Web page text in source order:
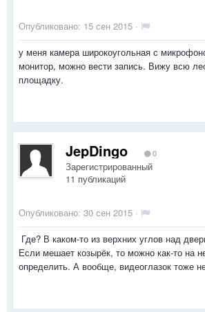
Опубликовано: 15 сен 2015 ·
у меня камера широкоугольная с
монитор, можно вести запись. Вижу всю
площадку.
JepDingo 0
Зарегистрированный
11 публикаций
Опубликовано: 30 сен 2015 ·
Где? В каком-то из верхних углов над
Если мешает козырёк, то можно как-то на
определить. А вообще, видеоглазок тоже